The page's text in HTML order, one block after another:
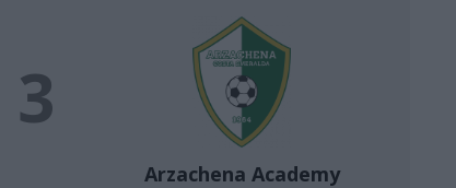
Arzachena Academy